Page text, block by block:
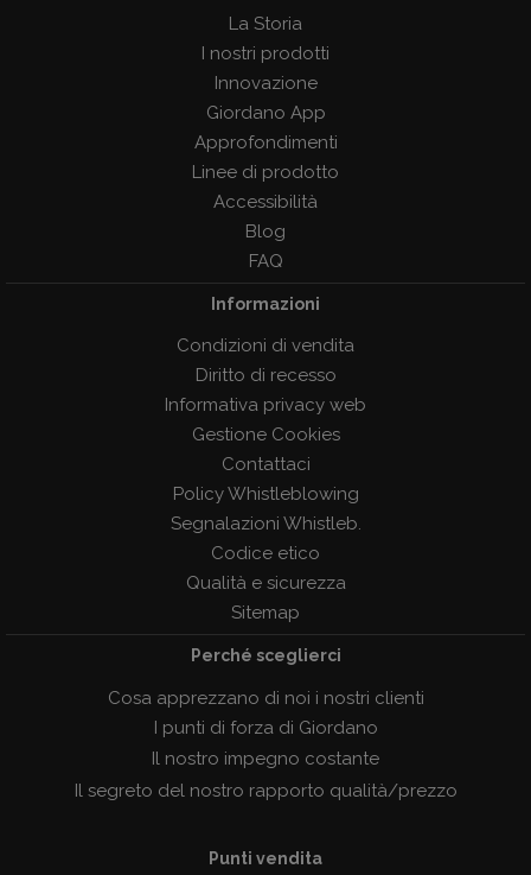
La Storia
I nostri prodotti
Innovazione
Giordano App
Approfondimenti
Linee di prodotto
Accessibilità
Blog
FAQ
Informazioni
Condizioni di vendita
Diritto di recesso
Informativa privacy web
Gestione Cookies
Contattaci
Policy Whistleblowing
Segnalazioni Whistleb.
Codice etico
Qualità e sicurezza
Sitemap
Perché sceglierci
Cosa apprezzano di noi i nostri clienti
I punti di forza di Giordano
Il nostro impegno costante
Il segreto del nostro rapporto qualità/prezzo
Punti vendita